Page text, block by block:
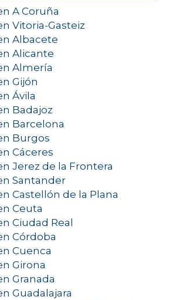
A Coruña
Vitoria-Gasteiz
Albacete
Alicante
Almería
Gijón
Ávila
Badajoz
Barcelona
Burgos
Cáceres
Jerez de la Frontera
Santander
Castellón de la Plana
Ceuta
Ciudad Real
Córdoba
Cuenca
Girona
Granada
Guadalajara